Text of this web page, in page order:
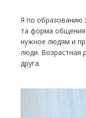
Я по образованию
та форма общения
нужное людям и
люди. Возрастная
друга.